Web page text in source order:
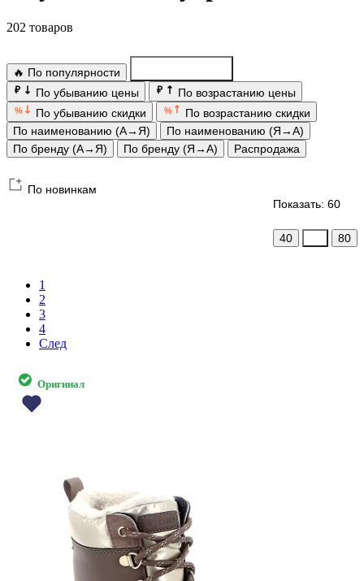
202 товаров
🔥 По популярности
₽ По убыванию цены ₽ По возрастанию цены
% По убыванию скидки %
По возрастанию скидки
По наименованию (А→Я)
По наименованию (Я→А)
По бренду (А→Я)
По бренду (Я→А) Распродажа
По новинкам
Показать: 60
40 80
1
2
3
4
След
Оригинал